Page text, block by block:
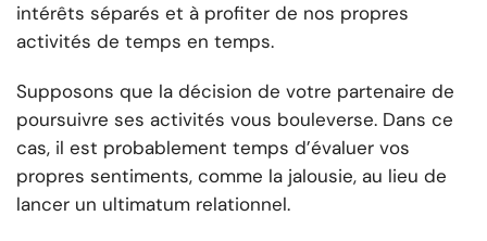
intérêts séparés et à profiter de nos propres
activités de temps en temps.
Supposons que la décision de votre partenaire de
poursuivre ses activités vous bouleverse. Dans ce
cas, il est probablement temps d’évaluer vos
propres sentiments, comme la jalousie, au lieu de
lancer un ultimatum relationnel.